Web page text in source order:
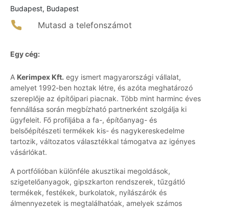
Budapest, Budapest
Mutasd a telefonszámot
Egy cég:
A Kerimpex Kft. egy ismert magyarországi vállalat,
amelyet 1992-ben hoztak létre, és azóta meghatározó
szereplője az építőipari piacnak. Több mint harminc éves
fennállása során megbízható partnerként szolgálja ki
ügyfeleit. Fő profiljába a fa-, építőanyag- és
belsőépítészeti termékek kis- és nagykereskedelme
tartozik, változatos választékkal támogatva az igényes
vásárlókat.
A portfólióban különféle akusztikai megoldások,
szigetelőanyagok, gipszkarton rendszerek, tűzgátló
termékek, festékek, burkolatok, nyílászárók és
álmennyezetek is megtalálhatóak, amelyek számos